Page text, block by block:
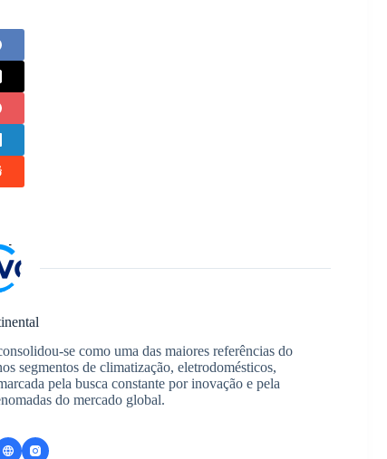
se como uma das maiores referências do
segmentos de climatização, eletrodomésticos,
pela busca constante por inovação e pela
do mercado global.